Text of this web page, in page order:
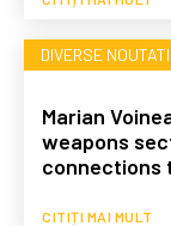
DIVERSE NOUTATI
Marian
weapons
connections
CITIȚI MAI MULT